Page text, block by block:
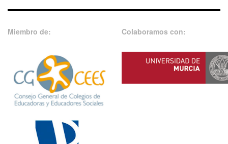
Miembro de: Colaboramos con: